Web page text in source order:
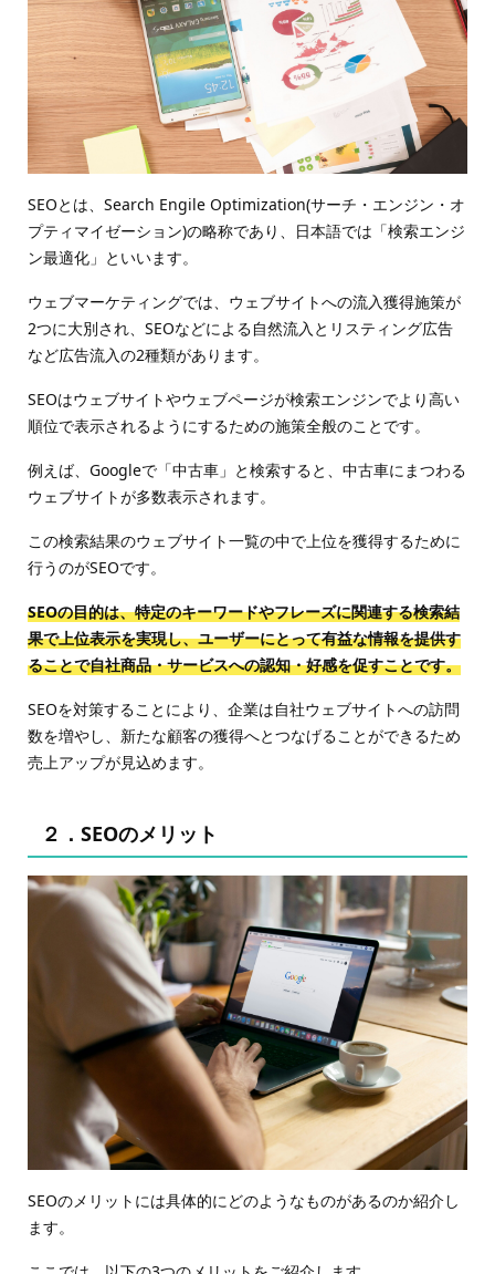
SEOとは、Search Engile Optimization(サーチ・エンジン・オ
プティマイゼーション)の略称であり、日本語では「検索エンジ
ン最適化」といいます。
ウェブマーケティングでは、ウェブサイトへの流入獲得施策が
2つに大別され、SEOなどによる自然流入とリスティング広告
など広告流入の2種類があります。
SEOはウェブサイトやウェブページが検索エンジンでより高い
順位で表示されるようにするための施策全般のことです。
例えば、Googleで「中古車」と検索すると、中古車にまつわる
ウェブサイトが多数表示されます。
この検索結果のウェブサイト一覧の中で上位を獲得するために
行うのがSEOです。
SEOの目的は、特定のキーワードやフレーズに関連する検索結
果で上位表示を実現し、ユーザーにとって有益な情報を提供す
ることで自社商品・サービスへの認知・好感を促すことです。
SEOを対策することにより、企業は自社ウェブサイトへの訪問
数を増やし、新たな顧客の獲得へとつなげることができるため
売上アップが見込めます。
２．SEOのメリット
SEOのメリットには具体的にどのようなものがあるのか紹介し
ます。